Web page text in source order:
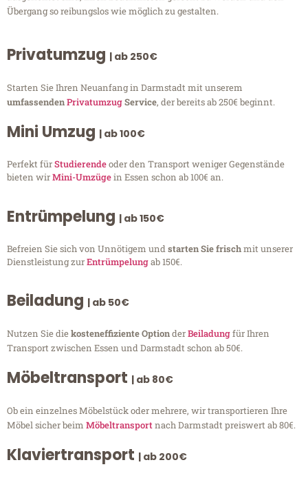
Übergang so reibungslos wie möglich zu gestalten.
Privatumzug | ab 250€
Starten Sie Ihren Neuanfang in Darmstadt mit unserem
umfassendenPrivatumzugService, der bereits ab 250€ beginnt.
Mini Umzug | ab 100€
Perfekt fürStudierendeoder den Transport weniger Gegenstände
bieten wirMini-Umzügein Essen schon ab 100€ an.
Entrümpelung | ab 150€
Befreien Sie sich von Unnötigem undstarten Sie frischmit unserer
Dienstleistung zurEntrümpelungab 150€.
Beiladung | ab 50€
Nutzen Sie diekosteneffiziente OptionderBeiladungfür Ihren
Transport zwischen Essen und Darmstadt schon ab 50€.
Möbeltransport | ab 80€
Ob ein einzelnes Möbelstück oder mehrere, wir transportieren Ihre
Möbel sicher beim Möbeltransportnach Darmstadt preiswert ab 80€.
Klaviertransport | ab 200€